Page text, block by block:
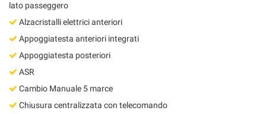
lato passeggero
Alzacristalli elettrici anteriori
Appoggiatesta anteriori integrati
Appoggiatesta posteriori
ASR
Cambio Manuale 5 marce
Chiusura centralizzata con telecomando